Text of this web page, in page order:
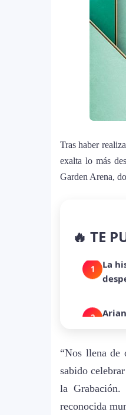
Tras haber
exalta lo más
Garden Arena,
🔥 TE
2
con
Dua
4
“Nos llena de
sabido
la
reconocida